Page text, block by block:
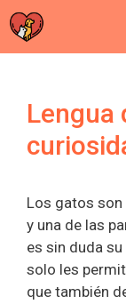
Saltar
al
contenido
Lengua
Los gatos
y una de las
es sin duda
solo les
que también